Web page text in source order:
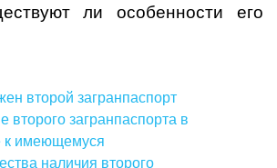
ли особенности его
второй загранпаспорт
второго загранпаспорта в
к имеющемуся
наличия второго